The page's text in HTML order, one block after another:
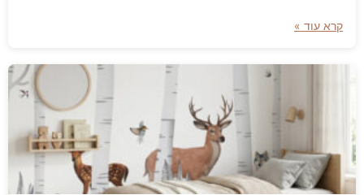
קרא עוד »